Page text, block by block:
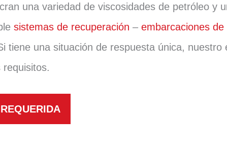
una variedad de viscosidades de petróleo y
sistemas de recuperación – embarcaciones de
tiene una situación de respuesta única,